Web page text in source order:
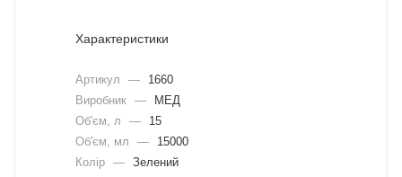
Характеристики
Артикул —
1660
Виробник —
МЕД
Об'єм, л
—
15
Об'єм, мл
—
15000
Колір — Зелений